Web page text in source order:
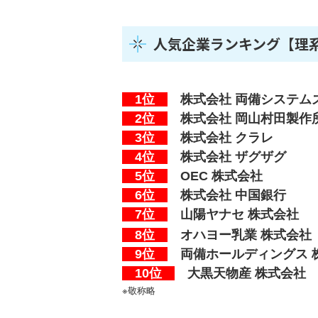
人気企業ランキング【理
1位
株式会社 両備システム
2位
株式会社 岡山村田製作
3位
株式会社 クラレ
4位
株式会社 ザグザグ
5位
OEC 株式会社
6位
株式会社 中国銀行
7位
山陽ヤナセ 株式会社
8位
オハヨー乳業 株式会社
9位
両備ホールディングス
10位
大黒天物産 株式会社
※敬称略